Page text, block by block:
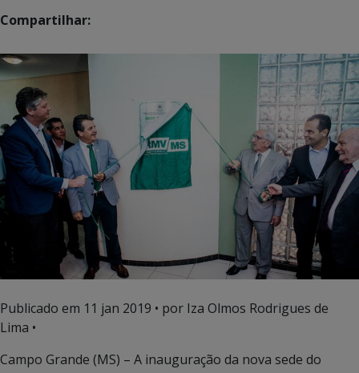
Compartilhar:
Publicado em 11 jan 2019 • por Iza Olmos Rodrigues de
Lima •
Campo Grande (MS) – A inauguração da nova sede do